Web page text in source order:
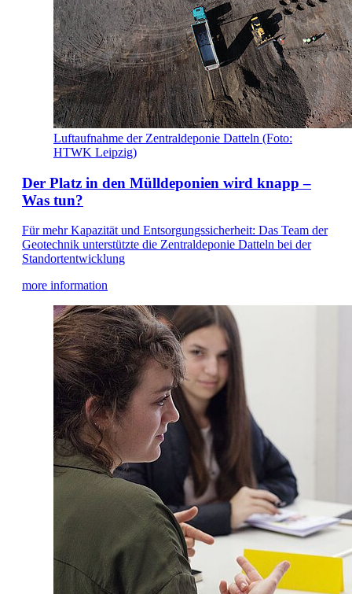
Luftaufnahme der Zentraldeponie Datteln (Foto:
HTWK Leipzig)
Der Platz in den Mülldeponien wird knapp –
Was tun?
Für mehr Kapazität und Entsorgungssicherheit: Das Team der
Geotechnik unterstützte die Zentraldeponie Datteln bei der
Standortentwicklung
more information